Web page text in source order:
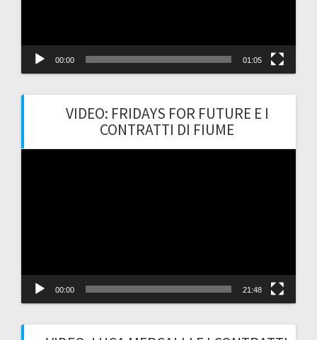
00:00 01:05
VIDEO: FRIDAYS FOR FUTURE E I
CONTRATTI DI FIUME
00:00 21:48